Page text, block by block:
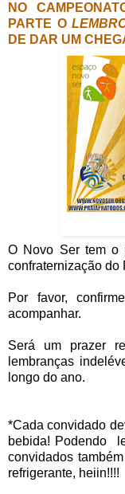
NO
PARTE O
DE DAR UM
O Novo Ser tem o
confraternização do
Por favor,
acompanhar.
Será um prazer
lembranças
longo do ano.
*Cada convidado
bebida! Podendo
convidados
refrigerante, heiin!!!!